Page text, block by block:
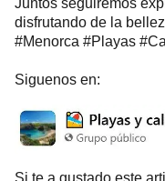
disfrutando de la
#Menorca #Playas
Siguenos en:
Si te a gustado este